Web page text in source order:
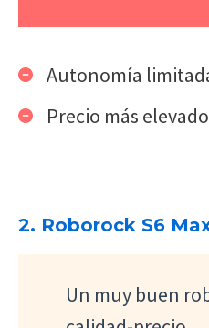
Autonomía
Precio más elevado
2. Roborock S6
Un muy buen